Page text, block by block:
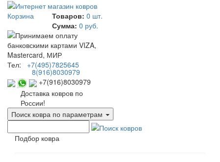
Корзина Товаров: 0 шт.
Сумма: 0 руб.
Тел: +7(495)7825645
8(916)8030979
+7(916)8030979
Доставка ковров по
России!
Поиск ковра по параметрам
Подбор ковра